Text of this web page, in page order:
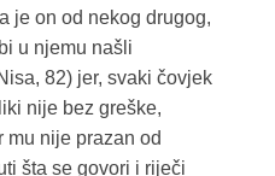
je on od nekog drugog,
u njemu našli
82) jer, svaki čovjek
nije bez greške,
mu nije prazan od
šta se govori i riječi